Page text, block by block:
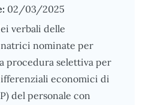
02/03/2025
verbali delle
nominate per
procedura selettiva per
economici di
del personale con